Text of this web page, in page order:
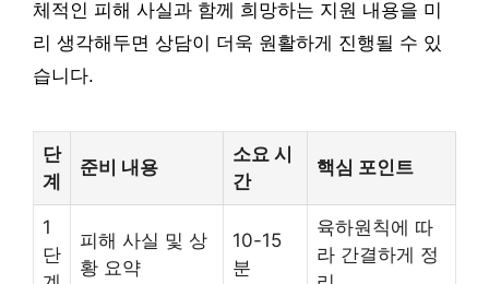
체적인 피해 사실과 함께 희망하는 지원 내용을 미
리 생각해두면 상담이 더욱 원활하게 진행될 수 있
습니다.
단
계
준비 내용
소요 시
간
핵심 포인트
1
단
피해 사실 및 상
황 요약
10-15
분
육하원칙에 따
라 간결하게 정